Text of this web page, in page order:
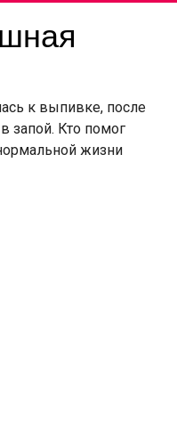
к выпивке, после
запой. Кто помог
жизни